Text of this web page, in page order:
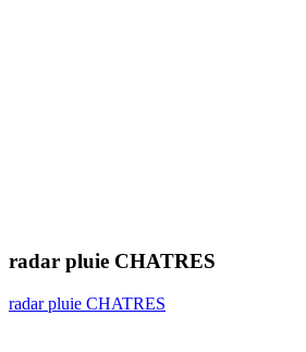
radar pluie CHATRES
radar pluie CHATRES